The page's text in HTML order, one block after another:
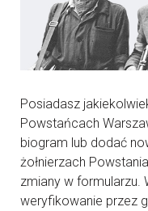
Posiadasz
Powstańcach
biogram lub dodać
żołnierzach
zmiany w formularzu.
weryfikowanie przez